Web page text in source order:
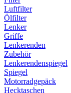
Luftfilter
Ölfilter
Lenker
Griffe
Lenkerenden
Zubehör
Lenkerendenspiegel
Spiegel
Motorradgepäck
Hecktaschen